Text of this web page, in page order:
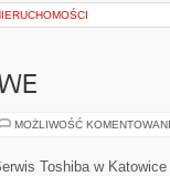
MOŻLIWOŚĆ
Toshiba w